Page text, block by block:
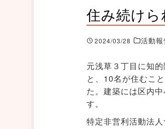
住み続け
2024/03/28 活動報
元浅草３丁目に知
と、10名が住むこ
た。建築には区内
す。
特定非営利活動法